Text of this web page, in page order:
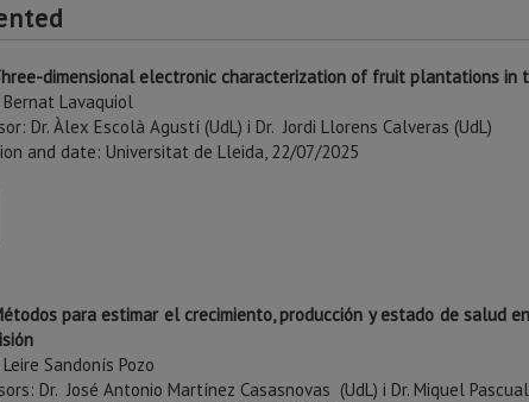
dimensional electronic characterization of fruit plantations
Lavaquiol
Dr. Àlex Escolà Agustí (UdL) i Dr. Jordi Llorens Calveras (UdL)
and date: Universitat de Lleida, 22/07/2025
para estimar el crecimiento, producción y estado de
Sandonís Pozo
Dr. José Antonio Martínez Casasnovas (UdL) i Dr. Miquel Pascual